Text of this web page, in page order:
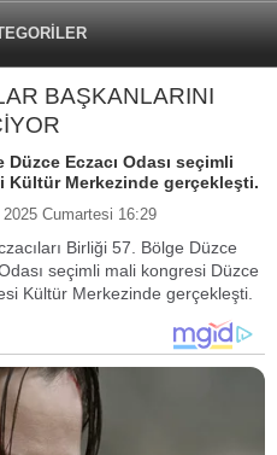
BAŞKANLARINI
Eczacı Odası seçimli
Kültür Merkezinde gerçekleşti.
Cumartesi 16:29
Birliği 57. Bölge Düzce
seçimli mali kongresi Düzce
Kültür Merkezinde gerçekleşti.